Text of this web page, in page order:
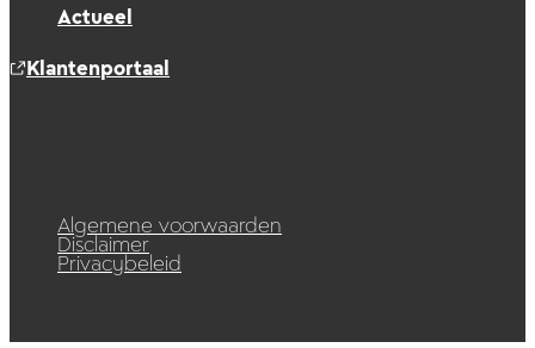
Actueel
Klantenportaal
Algemene voorwaarden
Disclaimer
Privacybeleid